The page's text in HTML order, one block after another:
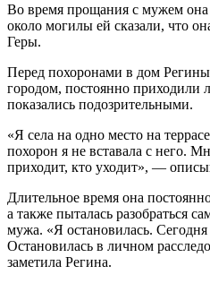
Во время прощания с мужем она
около могилы ей сказали, что
Геры.
Перед похоронами в дом
городом, постоянно приходили
показались подозрительными.
«Я села на одно место на
похорон я не вставала с него.
приходит, кто уходит», —
Длительное время она
а также пыталась разобраться
мужа. «Я остановилась. Сегодня
Остановилась в личном
заметила Регина.